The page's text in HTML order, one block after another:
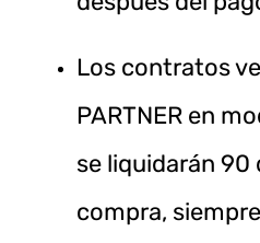
Los contratos
PARTNER en
se liquidarán 90
compra,